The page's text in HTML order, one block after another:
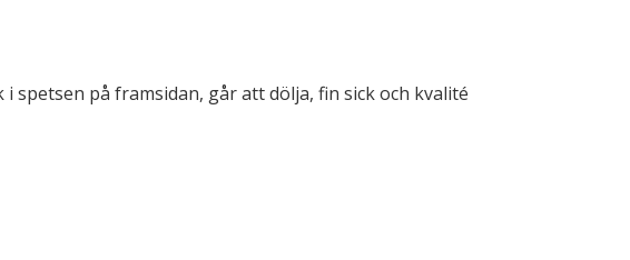
på framsidan, går att dölja, fin sick och kvalité